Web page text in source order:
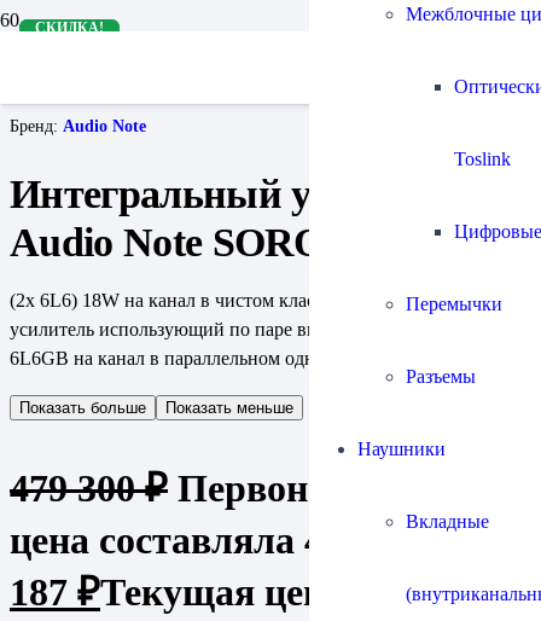
Межблочные
Toslink
Цифровые
Перемычки
Разъемы
Наушники
Вкладные
Бренд: Audio Note
Интегральный усилитель
Audio Note SORO Line SE
(2x 6L6) 18W на канал в чистом классе А, однотактный
усилитель использующий по паре выходных ламп 5881 /
6L6GB на канал в параллельном однотактном включении
Показать больше Показать меньше
479 300₽ Первоначальная
цена составляла 479 300 ₽.383
187 ₽Текущая цена: 383
СКИДКА!
СКИДКА!
СКИДКА!
СКИДКА!